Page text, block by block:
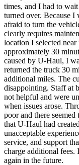
times, and I had to
turned over. Because I
afraid to turn the
clearly requires
location I selected
approximately 30
caused by U-Haul, I
returned the truck 30
additional miles. The
disappointing. Staff at
not helpful and were
when issues arose.
poor and there
that U-Haul had
unacceptable
service, and support
charge additional
again in the future.